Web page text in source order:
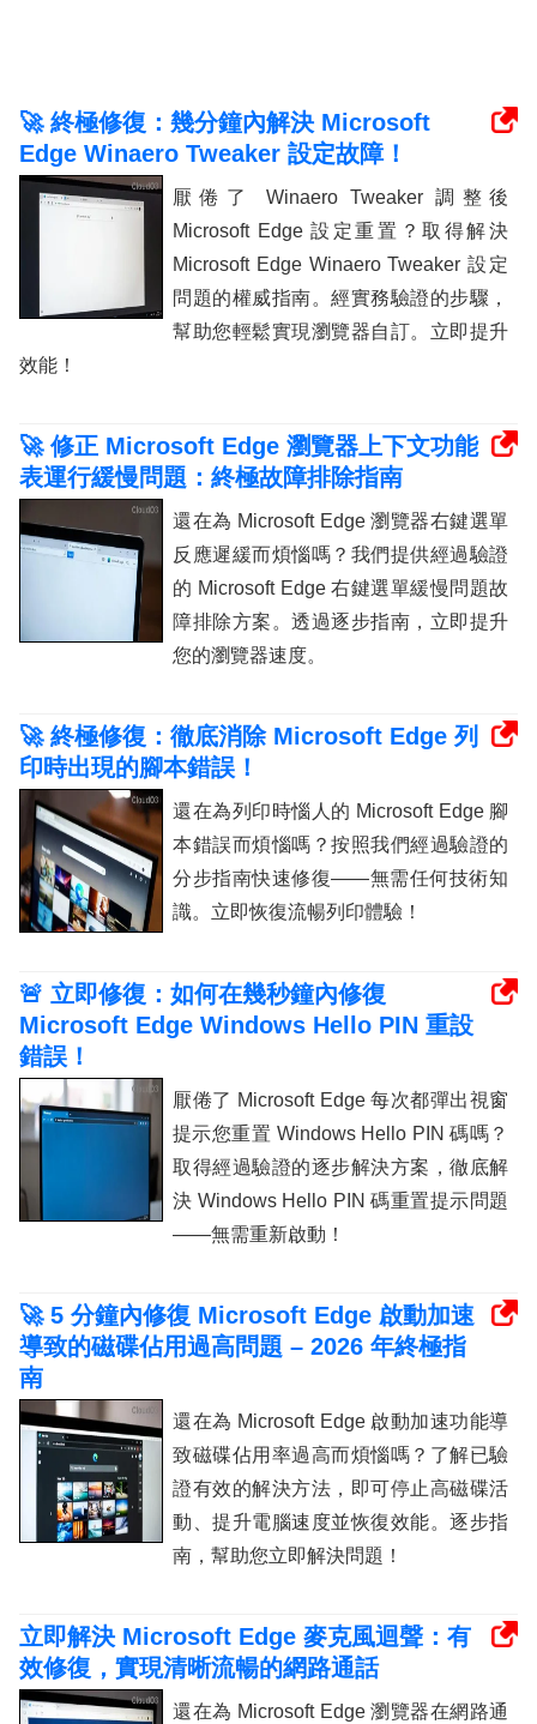
🚀 終極修復：幾分鐘內解決 Microsoft
Edge Winaero Tweaker 設定故障！
厭倦了 Winaero Tweaker 調整後
Microsoft Edge 設定重置？取得解決
Microsoft Edge Winaero Tweaker 設定
問題的權威指南。經實務驗證的步驟，
幫助您輕鬆實現瀏覽器自訂。立即提升
效能！
🚀 修正 Microsoft Edge 瀏覽器上下文功能
表運行緩慢問題：終極故障排除指南
還在為 Microsoft Edge 瀏覽器右鍵選單
反應遲緩而煩惱嗎？我們提供經過驗證
的 Microsoft Edge 右鍵選單緩慢問題故
障排除方案。透過逐步指南，立即提升
您的瀏覽器速度。
🚀 終極修復：徹底消除 Microsoft Edge 列
印時出現的腳本錯誤！
還在為列印時惱人的 Microsoft Edge 腳
本錯誤而煩惱嗎？按照我們經過驗證的
分步指南快速修復——無需任何技術知
識。立即恢復流暢列印體驗！
🚨 立即修復：如何在幾秒鐘內修復
Microsoft Edge Windows Hello PIN 重設
錯誤！
厭倦了 Microsoft Edge 每次都彈出視窗
提示您重置 Windows Hello PIN 碼嗎？
取得經過驗證的逐步解決方案，徹底解
決 Windows Hello PIN 碼重置提示問題
——無需重新啟動！
🚀 5 分鐘內修復 Microsoft Edge 啟動加速
導致的磁碟佔用過高問題 – 2026 年終極指
南
還在為 Microsoft Edge 啟動加速功能導
致磁碟佔用率過高而煩惱嗎？了解已驗
證有效的解決方法，即可停止高磁碟活
動、提升電腦速度並恢復效能。逐步指
南，幫助您立即解決問題！
立即解決 Microsoft Edge 麥克風迴聲：有
效修復，實現清晰流暢的網路通話
還在為 Microsoft Edge 瀏覽器在網路通